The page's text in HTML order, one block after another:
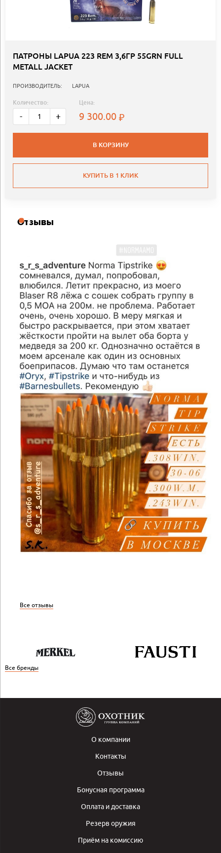
ПАТРОНЫ LAPUA 223 REM 3,6ГР 55GRN FULL
METALL JACKET
ПРОИЗВОДИТЕЛЬ: LAPUA
Количество:
- +
Цена:
9 300.00
В КОРЗИНУ
КУПИТЬ В 1 КЛИК
Отзывы
Все отзывы
Все бренды
О компании
Контакты
Отзывы
Бонусная программа
Оплата и доставка
Резерв оружия
Приём на комиссию